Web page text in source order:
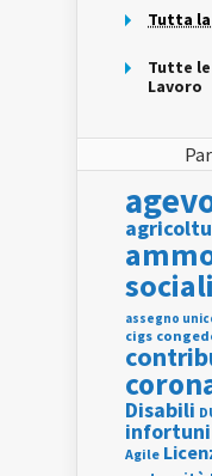
Tutta la
Tutte
Lavoro
sociali
assegno
cigs
Disabili
infortuni
Agile